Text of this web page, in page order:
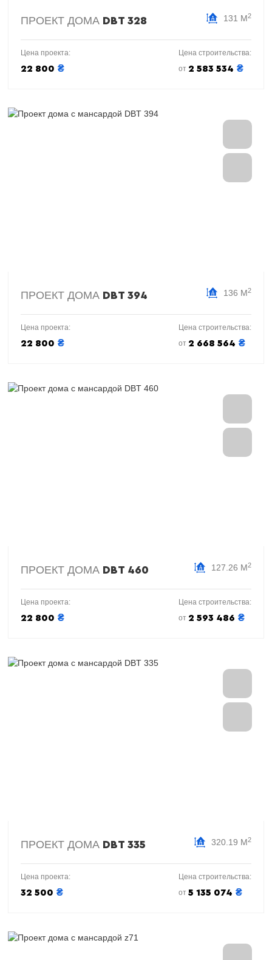
ПРОЕКТ ДОМА DBT 328 131 М2
Цена проекта:
22 800 ₴
Цена строительства:
от 2 583 534 ₴
ПРОЕКТ ДОМА DBT 394 136 М2
Цена проекта:
22 800 ₴
Цена строительства:
от 2 668 564 ₴
ПРОЕКТ ДОМА DBT 460 127.26 М2
Цена проекта:
22 800 ₴
Цена строительства:
от 2 593 486 ₴
ПРОЕКТ ДОМА DBT 335 320.19 М2
Цена проекта:
32 500 ₴
Цена строительства:
от 5 135 074 ₴